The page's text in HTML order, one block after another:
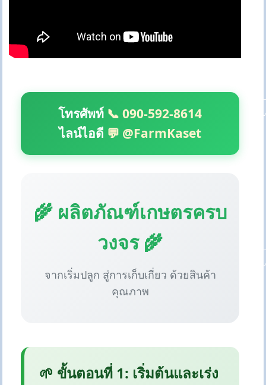
โทรศัพท์ 📞 090-592-8614
ไลน์ไอดี 💬 @FarmKaset
🌾 ผลิตภัณฑ์เกษตรครบ
วงจร 🌾
จากเริ่มปลูก สู่การเก็บเกี่ยว ด้วยสินค้า
คุณภาพ
🌱 ขั้นตอนที่ 1: เริ่มต้นและเร่ง